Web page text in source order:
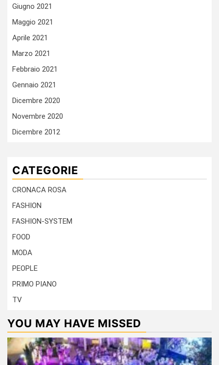
Giugno 2021
Maggio 2021
Aprile 2021
Marzo 2021
Febbraio 2021
Gennaio 2021
Dicembre 2020
Novembre 2020
Dicembre 2012
CATEGORIE
CRONACA ROSA
FASHION
FASHION-SYSTEM
FOOD
MODA
PEOPLE
PRIMO PIANO
TV
YOU MAY HAVE MISSED